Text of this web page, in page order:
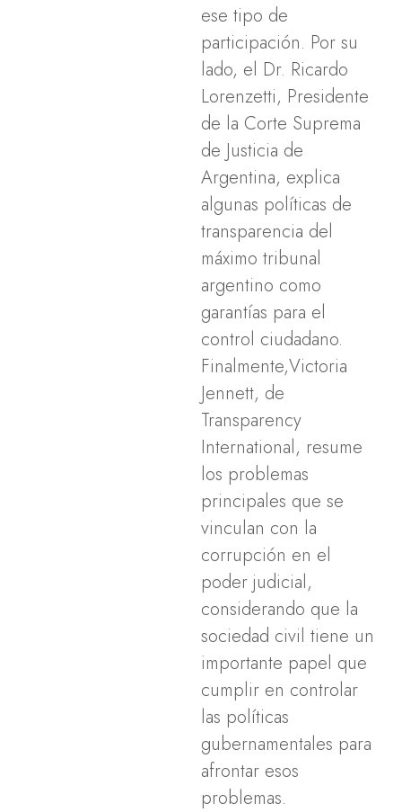
ese tipo de
participación. Por su
lado, el Dr. Ricardo
Lorenzetti, Presidente
de la Corte Suprema
de Justicia de
Argentina, explica
algunas políticas de
transparencia del
máximo tribunal
argentino como
garantías para el
control ciudadano.
Finalmente,Victoria
Jennett, de
Transparency
International, resume
los problemas
principales que se
vinculan con la
corrupción en el
poder judicial,
considerando que la
sociedad civil tiene un
importante papel que
cumplir en controlar
las políticas
gubernamentales para
afrontar esos
problemas.